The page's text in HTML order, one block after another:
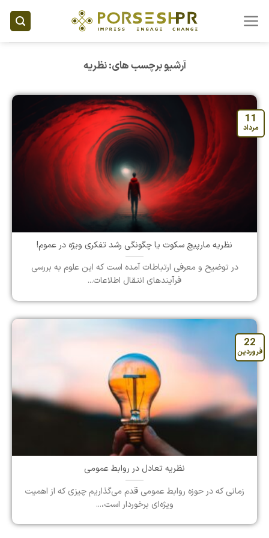
content
آرشیو برچسب های:نظریه
نظریه مارپیچ سکوت یا چگونگی رشد تفکری ویژه در عموم!
در توضیح و معرفی ارتباطات آمده است که این علوم به بررسی
فرآیندهای انتقال اطلاعات...
11
مرداد
نظریه تعادل در روابط عمومی
زمانی که در حوزه روابط عمومی قدم می‌گذاریم چیزی که از اهمیت
ویژه‌ای برخوردار است،...
22
فروردین